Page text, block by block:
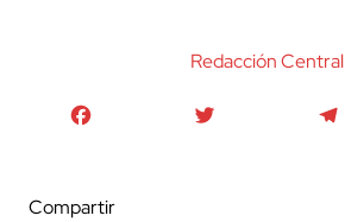
Redacción Central
Compartir